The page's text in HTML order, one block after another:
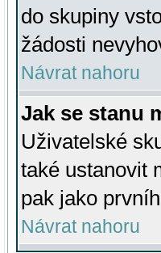
do skupiny
žádosti
Návrat nahoru
Jak se stanu
Uživatelské
také ustanovit
pak jako
Návrat nahoru